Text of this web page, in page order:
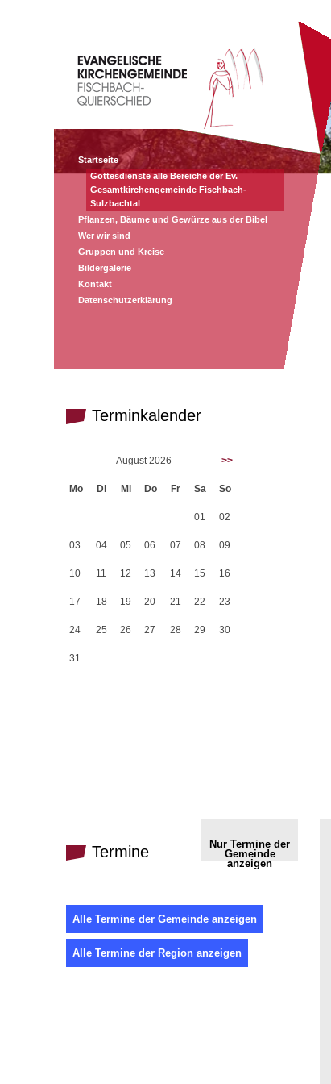
Startseite
Gottesdienste alle Bereiche der Ev.
Gesamtkirchengemeinde Fischbach-
Sulzbachtal
Pflanzen, Bäume und Gewürze aus der Bibel
Wer wir sind
Gruppen und Kreise
Bildergalerie
Kontakt
Datenschutzerklärung
Terminkalender
August 2026 >>
Mo Di Mi Do Fr Sa So
01 02
03 04 05 06 07 08 09
10 11 12 13 14 15 16
17 18 19 20 21 22 23
24 25 26 27 28 29 30
31
Termine
Nur Termine der
Gemeinde
anzeigen
Alle Termine der Gemeinde anzeigen
Alle Termine der Region anzeigen